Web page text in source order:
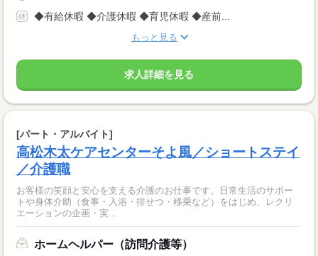
◆有給休暇 ◆介護休暇 ◆育児休暇 ◆産前...
もっと見る
求人詳細を見る
[パート・アルバイト]
高松木太ケアセンターそよ風／ショートステイ
／介護職
お客様の笑顔と安心を支える介護のお仕事です。日常生活のサポー
トや身体介助（食事・入浴・排せつ・移乗など）をはじめ、レクリ
エーションの企画・実...
ホームヘルパー（訪問介護等）